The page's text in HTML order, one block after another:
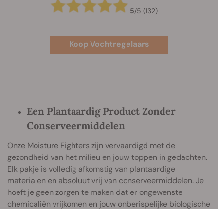
5/5 (132)
Koop Vochtregelaars
Een Plantaardig Product Zonder
Conserveermiddelen
Onze Moisture Fighters zijn vervaardigd met de
gezondheid van het milieu en jouw toppen in gedachten.
Elk pakje is volledig afkomstig van plantaardige
materialen en absoluut vrij van conserveermiddelen. Je
hoeft je geen zorgen te maken dat er ongewenste
chemicaliën vrijkomen en jouw onberispelijke biologische